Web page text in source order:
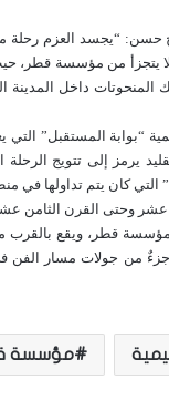
لا يتجزأ من مؤسسة قطر،
داخل المدينة
“بوابة المستقبل”
إلى تتويج الرحلة
كان يتم تداولها في
عشر وحتى القرن الثامن
جزءٌ من جولات مسار الفن
مؤسسة